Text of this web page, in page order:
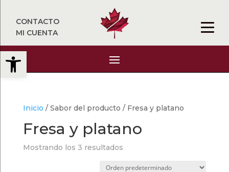
Abrir barra de herramientas
CONTACTO
MI CUENTA
Inicio / Sabor del producto / Fresa y platano
Fresa y platano
Mostrando los 3 resultados